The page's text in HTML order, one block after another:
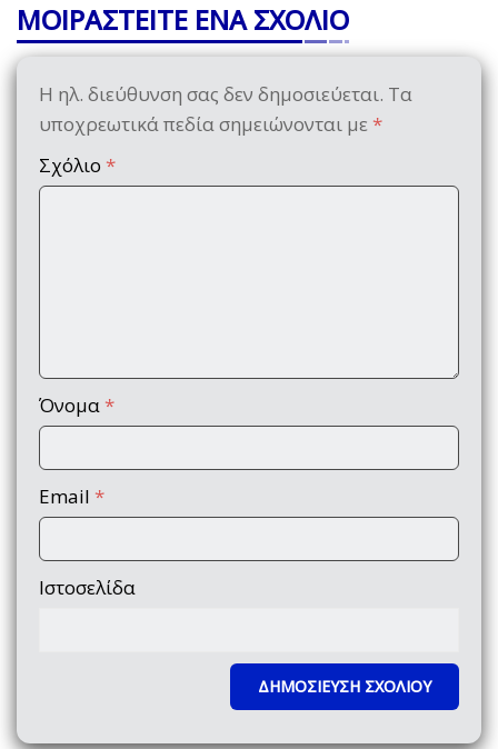
ΜΟΙΡΑΣΤΕΙΤΕ ΕΝΑ ΣΧΟΛΙΟ
Η ηλ. διεύθυνση σας δεν δημοσιεύεται. Τα
υποχρεωτικά πεδία σημειώνονται με *
Σχόλιο *
Όνομα *
Email *
Ιστοσελίδα